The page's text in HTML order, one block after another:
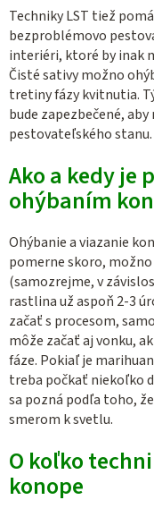
Techniky LST tiež
bezproblémovo
interiéri, ktoré by inak
Čisté sativy možno
tretiny fázy kvitnutia.
bude zapezbečené,
pestovateľského stanu.
Ako a kedy je
ohýbaním
Ohýbanie a viazanie
pomerne skoro,
(samozrejme, v
rastlina už aspoň 2-3
začať s procesom,
môže začať aj vonku,
fáze. Pokiaľ je
treba počkať niekoľko
sa pozná podľa toho,
smerom k svetlu.
O koľko
konope